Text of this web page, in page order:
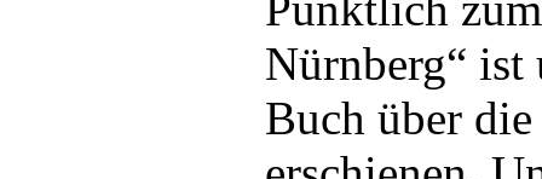
Nürnberg“ ist
Buch über